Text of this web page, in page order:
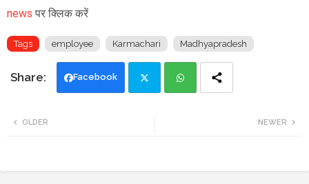
news पर क्लिक करें
Tags employee Karmachari Madhyapradesh
Facebook
NEWER
OLDER